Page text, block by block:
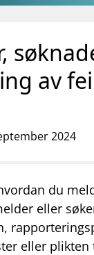
av
2024
du
eller
eller